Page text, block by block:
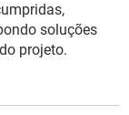
soluções
projeto.